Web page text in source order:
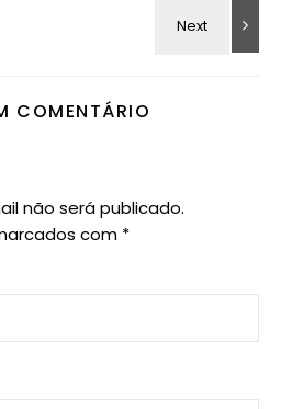
COMENTÁRIO
não será publicado.
com *